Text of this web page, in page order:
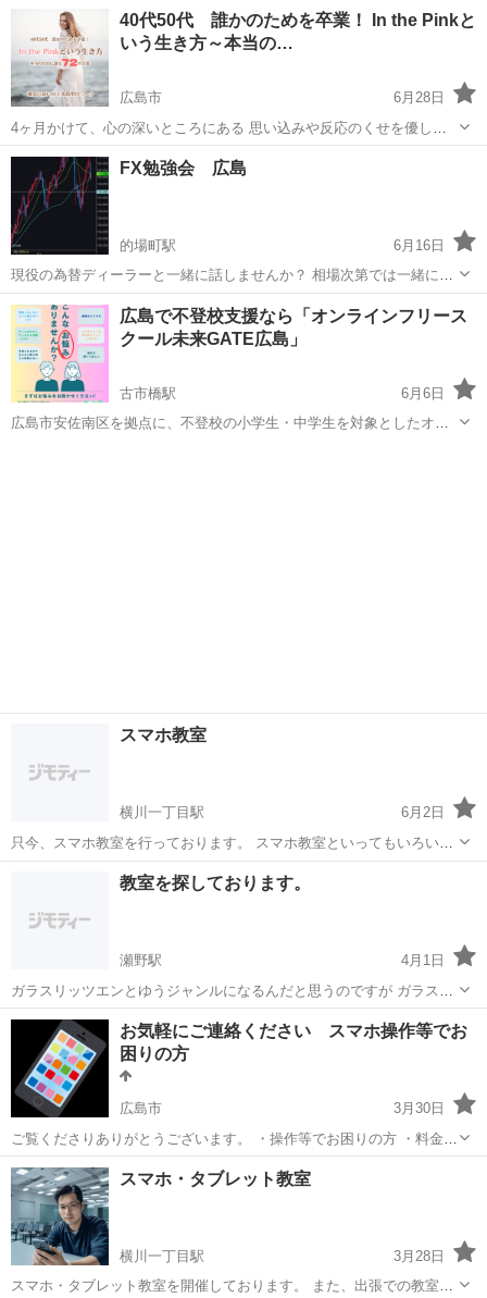
いでの映像を、動画で残しておきたい女性の間で人気になっていま
す。 こ...
八丁堀駅 その他 動画編集
40代50代 誰かのためを卒業！ In the Pinkと
いう生き方～本当の…
広島市
6月28日
4ヶ月かけて、心の深いところにある 思い込みや反応のくせを優しく
ほどいていく 実践型のプログラム。 日常の中でふと湧き上がる不安や
焦り怒りやモヤモヤに 少しずつ違う反応ができるようになる。 自分を
責めない、...
広島 広島市 その他 50代
FX勉強会 広島
的場町駅
6月16日
現役の為替ディーラーと一緒に話しませんか？ 相場次第では一緒にト
レードしたり、相場の話やトレードにおける心得等も助言もらえま
す。 初心者の方でも連絡ください！ F✖️はしたことない、でも興味が
ある方もぜひぜひ！ ○トレー...
広島 広島市 的場町駅 その他 トレーダー
広島で不登校支援なら「オンラインフリース
クール未来GATE広島」
古市橋駅
6月6日
広島市安佐南区を拠点に、不登校の小学生・中学生を対象としたオン
スマホ教室
横川一丁目駅
6月2日
只今、スマホ教室を行っております。 スマホ教室といってもいろいろ
とありますが、メインは防災やセキュリティ、キャリアの罠、アプリ
の実践などさまざまです。 ぜひぜひ参加してみてください！ あっ！と
横川一丁目駅 その他
教室を探しております。
瀬野駅
4月1日
ガラスリッツエンとゆうジャンルになるんだと思うのですが ガラスに
ルーターを使って削りながら彫刻などをする教室を探しております。
ご存知の方や実際されている先生からの情報が欲しいです。 場所や月
謝が自分と合えば習いたいと思って...
広島 広島市 瀬野駅 その他 月謝
お気軽にご連絡ください スマホ操作等でお
困りの方
広島市
3月30日
ご覧くださりありがとうございます。 ・操作等でお困りの方 ・料金プ
ランの見直しをしたい方 ・携帯料金を安くしたいけど自分で手続きす
るのが分からない・面倒くさい ・他社に乗り換えたいけど操作方法手
続きが分からない方...
広島 広島市 シニア向け
スマホ・タブレット教室
横川一丁目駅
3月28日
スマホ・タブレット教室を開催しております。 また、出張での教室も